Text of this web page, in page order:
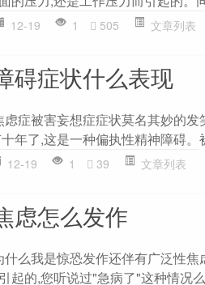
12-19 1 505 文章列表
碍症状什么表现
虑症被害妄想症症状莫名其妙的
年了,这是一种偏执性精神障碍。
12-19 1 39 文章列表
虑怎么发作
什么我是惊恐发作还伴有广泛性
起的,您听说过"急病了"这种情况